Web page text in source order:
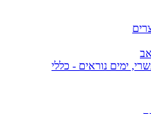
ימים נוראים - כללי